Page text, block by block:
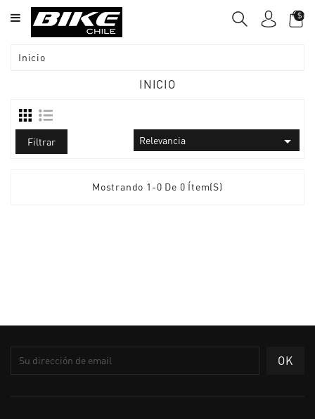
CATEGORY
BICICLETAS
NUEVAS
SALE
BIKE
Inicio
INICIO
Filtrar Relevancia 
Mostrando 1-0 De 0 Ítem(s)